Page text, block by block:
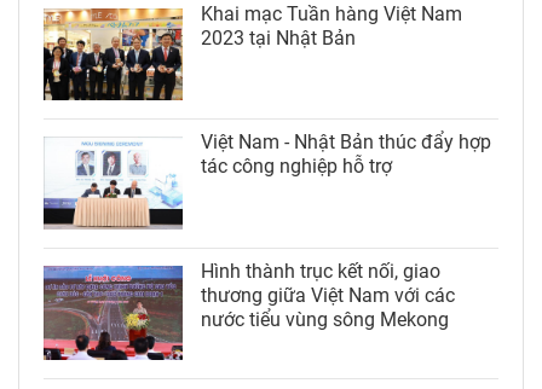
Khai mạc Tuần hàng Việt Nam
2023 tại Nhật Bản
Việt Nam - Nhật Bản thúc đẩy hợp
tác công nghiệp hỗ trợ
Hình thành trục kết nối, giao
thương giữa Việt Nam với các
nước tiểu vùng sông Mekong